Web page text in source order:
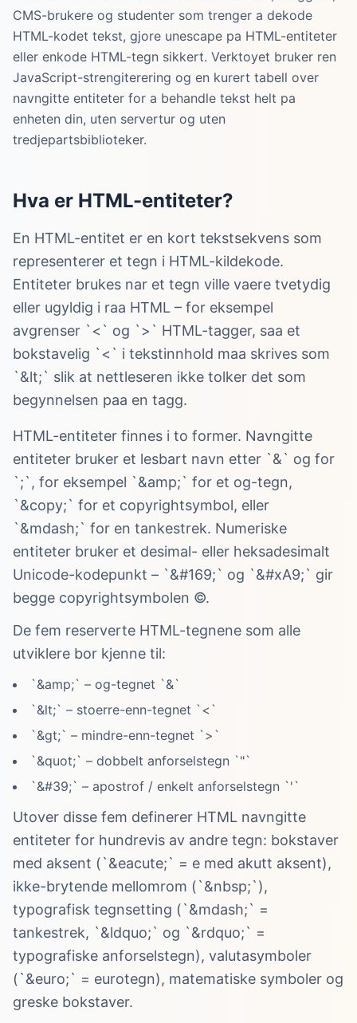
CMS-brukere og studenter som trenger a dekode
HTML-kodet tekst, gjore unescape pa HTML-entiteter
eller enkode HTML-tegn sikkert. Verktoyet bruker ren
JavaScript-strengiterering og en kurert tabell over
navngitte entiteter for a behandle tekst helt pa
enheten din, uten servertur og uten
tredjepartsbiblioteker.
Hva er HTML-entiteter?
En HTML-entitet er en kort tekstsekvens som
representerer et tegn i HTML-kildekode.
Entiteter brukes nar et tegn ville vaere tvetydig
eller ugyldig i raa HTML – for eksempel
avgrenser `<` og `>` HTML-tagger, saa et
bokstavelig `<` i tekstinnhold maa skrives som
`&lt;` slik at nettleseren ikke tolker det som
begynnelsen paa en tagg.
HTML-entiteter finnes i to former. Navngitte
entiteter bruker et lesbart navn etter `&` og for
`;`, for eksempel `&amp;` for et og-tegn,
`&copy;` for et copyrightsymbol, eller
`&mdash;` for en tankestrek. Numeriske
entiteter bruker et desimal- eller heksadesimalt
Unicode-kodepunkt – `&#169;` og `&#xA9;` gir
begge copyrightsymbolen ©.
De fem reserverte HTML-tegnene som alle
utviklere bor kjenne til:
`&amp;` – og-tegnet `&`
`&lt;` – stoerre-enn-tegnet `<`
`&gt;` – mindre-enn-tegnet `>`
`&quot;` – dobbelt anforselstegn `"`
`&#39;` – apostrof / enkelt anforselstegn `'`
Utover disse fem definerer HTML navngitte
entiteter for hundrevis av andre tegn: bokstaver
med aksent (`&eacute;` = e med akutt aksent),
ikke-brytende mellomrom (`&nbsp;`),
typografisk tegnsetting (`&mdash;` =
tankestrek, `&ldquo;` og `&rdquo;` =
typografiske anforselstegn), valutasymboler
(`&euro;` = eurotegn), matematiske symboler og
greske bokstaver.